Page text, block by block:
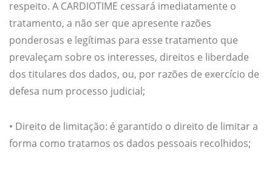
respeito. A CARDIOTIME cessará imediatamente o
tratamento, a não ser que apresente razões
ponderosas e legítimas para esse tratamento que
prevaleçam sobre os interesses, direitos e liberdade
dos titulares dos dados, ou, por razões de exercício de
defesa num processo judicial;
• Direito de limitação: é garantido o direito de limitar a
forma como tratamos os dados pessoais recolhidos;